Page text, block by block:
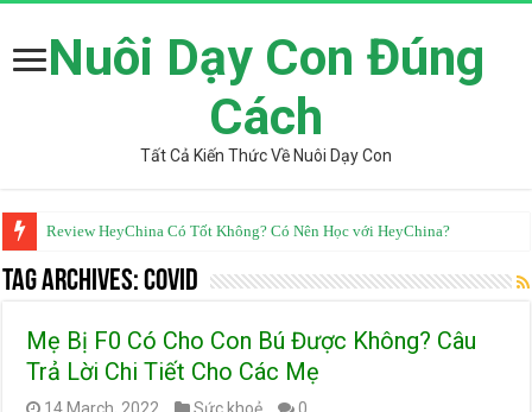
Nuôi Dạy Con Đúng
Cách
Tất Cả Kiến Thức Về Nuôi Dạy Con
Review HeyChina Có Tốt Không? Có Nên Học với HeyChina?
Tag Archives:Covid
Mẹ Bị F0 Có Cho Con Bú Được Không? Câu
Trả Lời Chi Tiết Cho Các Mẹ